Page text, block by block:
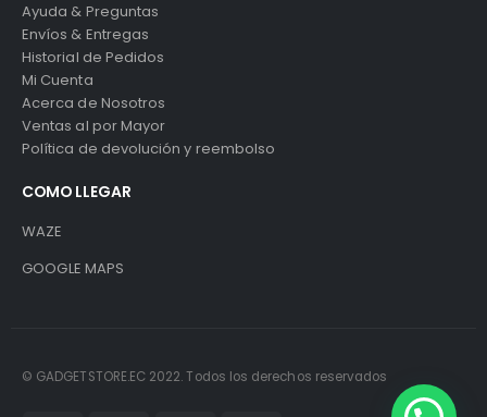
Ayuda & Preguntas
Envíos & Entregas
Historial de Pedidos
Mi Cuenta
Acerca de Nosotros
Ventas al por Mayor
Política de devolución y reembolso
COMO LLEGAR
WAZE
GOOGLE MAPS
© GADGETSTORE.EC 2022. Todos los derechos reservados